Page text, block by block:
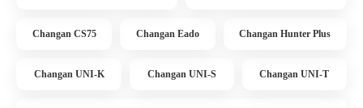
Changan CS75 Changan Eado Changan Hunter Plus
Changan UNI-K Changan UNI-S Changan UNI-T